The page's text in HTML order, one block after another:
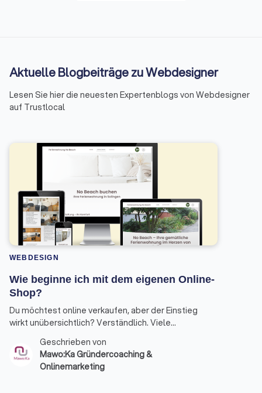
Aktuelle Blogbeiträge zu Webdesigner
Lesen Sie hier die neuesten Expertenblogs von Webdesigner
auf Trustlocal
WEBDESIGN
Wie beginne ich mit dem eigenen Online-
Shop?
Du möchtest online verkaufen, aber der Einstieg
wirkt unübersichtlich? Verständlich. Viele
anfangen sollen – und verlieren Zeit in Details, bevor
die Basis steht. Hier ist ein klarer Fahrplan, wie du
deinen Online-Shop strukturiert aufbaust.
Geschrieben von
Mawo:Ka Gründercoaching &
Onlinemarketing